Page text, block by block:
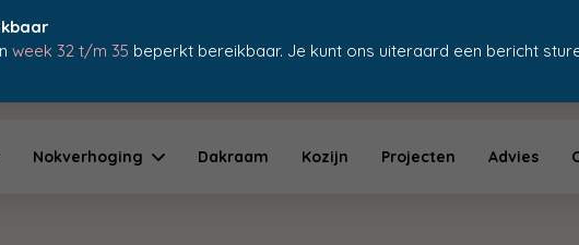
week 32 t/m 35 beperkt bereikbaar. Je kunt ons uiteraard een bericht
Nokverhoging Dakraam Kozijn Projecten Advies